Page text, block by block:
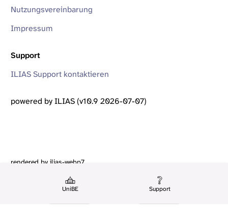
UniBE Support
Nutzungsvereinbarung
Impressum
Support
ILIAS Support kontaktieren
powered by ILIAS (v10.9 2026-07-07)
rendered by ilias-webp7